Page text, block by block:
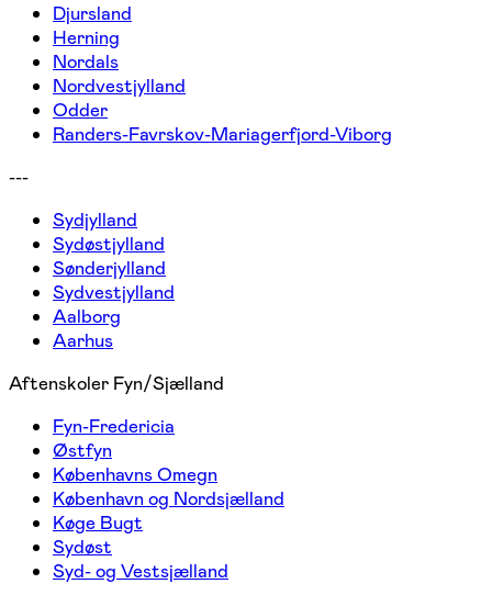
Djursland
Herning
Nordals
Nordvestjylland
Odder
Randers-Favrskov-Mariagerfjord-Viborg
---
Sydjylland
Sydøstjylland
Sønderjylland
Sydvestjylland
Aalborg
Aarhus
Aftenskoler Fyn/Sjælland
Fyn-Fredericia
Østfyn
Københavns Omegn
København og Nordsjælland
Køge Bugt
Sydøst
Syd- og Vestsjælland